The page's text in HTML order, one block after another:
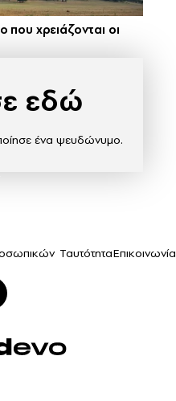
που χρειάζονται οι
εδώ
ένα ψευδώνυμο.
ΤαυτότηταΕπικοινωνία